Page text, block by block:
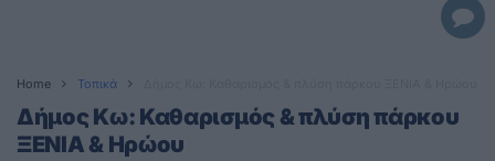
Home Τοπικά
Δήμος Κω: Καθαρισμός & πλύση πάρκου
ΞΕΝΙΑ & Ηρώου